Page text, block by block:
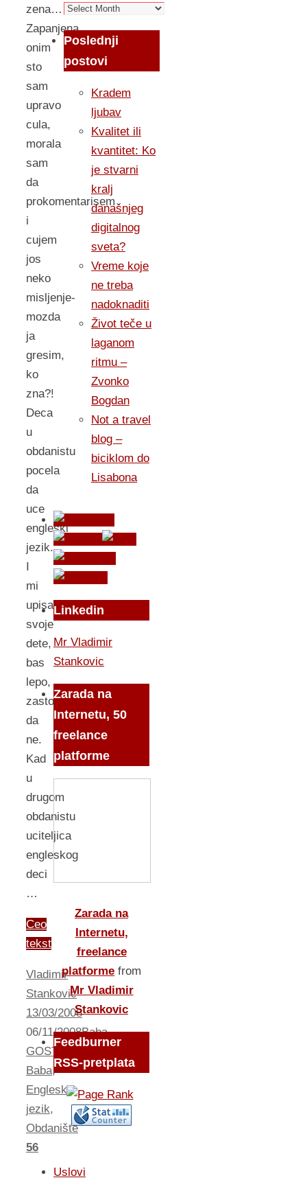
zena…
Zapanjena
onim
sto
sam
upravo
cula,
morala
sam
da
prokomentarisem
i
cujem
jos
neko
misljenje-
mozda
ja
gresim,
ko
zna?!
Deca
u
obdanistu
pocela
da
uce
engleski
jezik.
I
mi
upisali
svoje
dete,
bas
lepo,
zasto
da
ne.
Kad
u
drugom
obdanistu
uciteljica
engleskog
deci
…
Ceo
tekst
Vladimir
Stankovic
13/03/2008
06/11/2008Baba,
GOST
Baba,
Engleski
jezik,
Obdanište
56
Arhiva
Poslednji
postovi
Kradem
ljubav
Kvalitet ili
kvantitet: Ko
je stvarni
kralj
današnjeg
digitalnog
sveta?
Vreme koje
ne treba
nadoknaditi
Život teče u
laganom
ritmu –
Zvonko
Bogdan
Not a travel
blog –
biciklom do
Lisabona
Linkedin
Mr Vladimir
Stankovic
Zarada na
Internetu, 50
freelance
platforme
Zarada na
Internetu,
freelance
platforme from
Mr Vladimir
Stankovic
Feedburner
RSS-pretplata
Uslovi